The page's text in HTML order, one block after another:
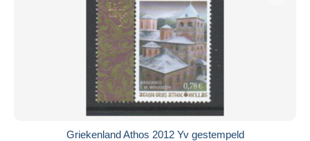
Griekenland Athos 2012 Yv gestempeld